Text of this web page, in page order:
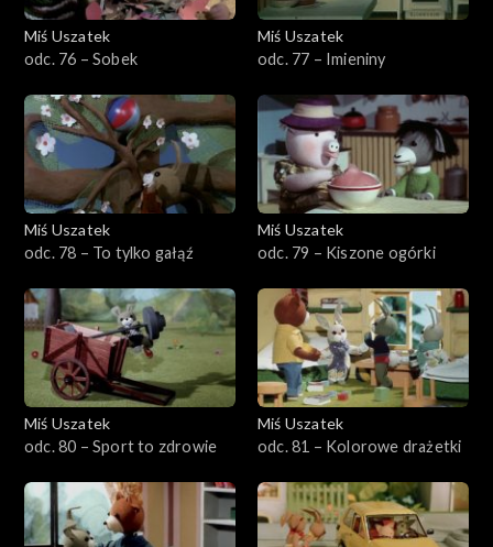
Miś Uszatek
odc. 76 – Sobek
Miś Uszatek
odc. 77 – Imieniny
Miś Uszatek
odc. 78 – To tylko gałąź
Miś Uszatek
odc. 79 – Kiszone ogórki
Miś Uszatek
odc. 80 – Sport to zdrowie
Miś Uszatek
odc. 81 – Kolorowe drażetki